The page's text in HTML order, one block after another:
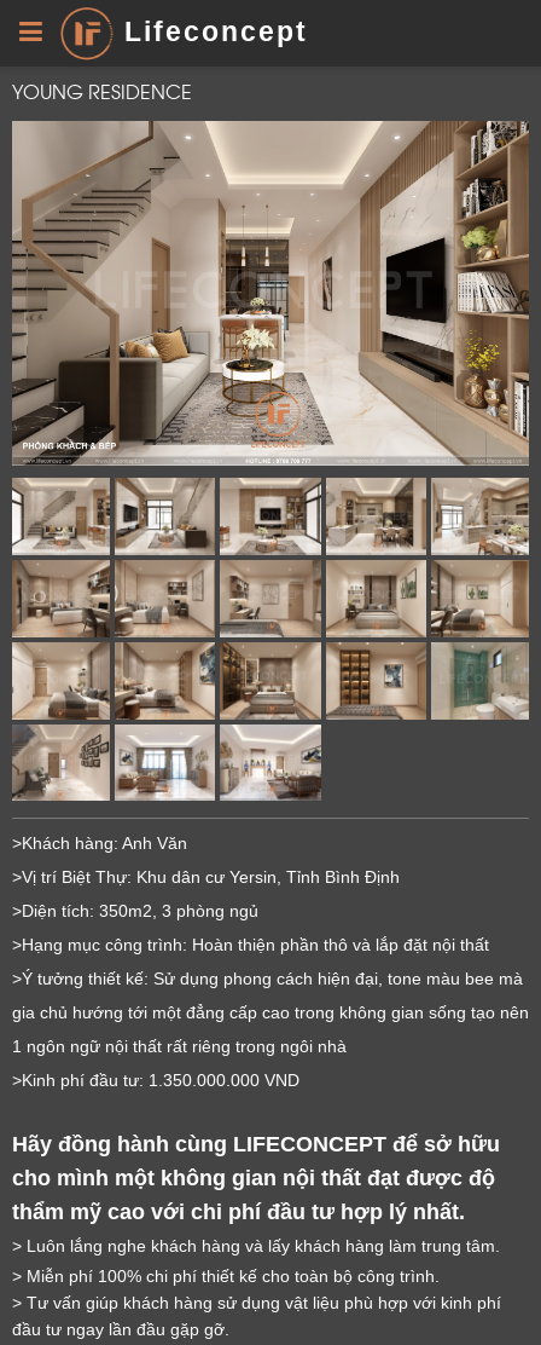
Lifeconcept
YOUNG RESIDENCE
>Khách hàng: Anh Văn
>Vị trí Biệt Thự: Khu dân cư Yersin, Tỉnh Bình Định
>Diện tích: 350m2, 3 phòng ngủ
>Hạng mục công trình: Hoàn thiện phần thô và lắp đặt nội thất
>Ý tưởng thiết kế: Sử dụng phong cách hiện đại, tone màu bee mà
gia chủ hướng tới một đẳng cấp cao trong không gian sống tạo nên
1 ngôn ngữ nội thất rất riêng trong ngôi nhà
>Kinh phí đầu tư: 1.350.000.000 VND
Hãy đồng hành cùng LIFECONCEPT để sở hữu
cho mình một không gian nội thất đạt được độ
thẩm mỹ cao với chi phí đầu tư hợp lý nhất.
> Luôn lắng nghe khách hàng và lấy khách hàng làm trung tâm.
> Miễn phí 100% chi phí thiết kế cho toàn bộ công trình.
> Tư vấn giúp khách hàng sử dụng vật liệu phù hợp với kinh phí
đầu tư ngay lần đầu gặp gỡ.
LỜI CẢM ƠN
LIFECONCEPT